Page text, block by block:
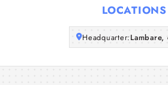
About Us
LOCATIONS
Headquarter:Lambare,